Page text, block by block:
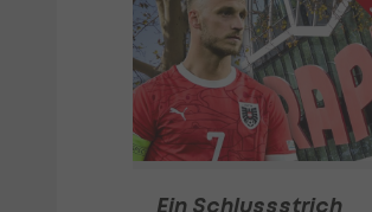
Ein Schlussstrich